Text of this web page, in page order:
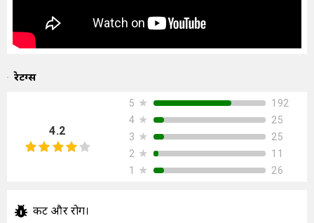
रेटिंग्स
4.2
5 ★
192
4 ★
25
3 ★
25
2 ★
11
1
★ 26
कीट और रोग।